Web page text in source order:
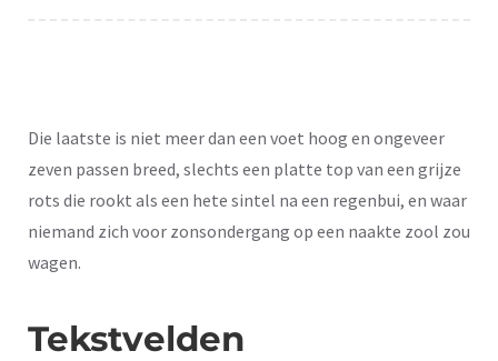
Die laatste is niet meer dan een voet hoog en ongeveer
zeven passen breed, slechts een platte top van een grijze
rots die rookt als een hete sintel na een regenbui, en waar
niemand zich voor zonsondergang op een naakte zool zou
wagen.
Tekstvelden